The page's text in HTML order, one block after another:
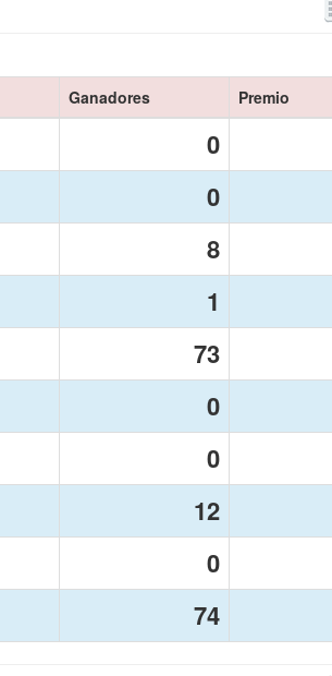
Ganadores Premio
0
0
8
1
73
0
0
12
0
74